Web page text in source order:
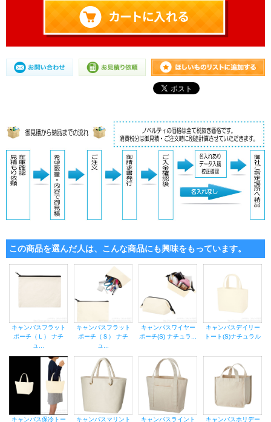
この商品を選んだ人は、こんな商品にも興味をもっています。
キャンバスフラット
ポーチ（Ｌ） ナチ
ュ...
キャンバスフラット
ポーチ（Ｓ） ナチ
ュ...
キャンバスワイヤー
ポーチ(S) ナチュラ...
キャンバスデイリー
トート(S)ナチュラル
キャンバス保冷トー キャンバスマリント キャンバスライント キャンバスホリデー